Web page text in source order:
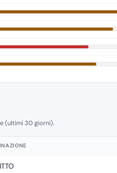
(ultimi 30 giorni).